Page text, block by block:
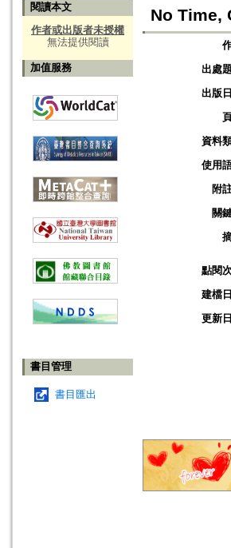
閱讀本文
作者或出版者未授權
無法提供閱讀
加值服務
書目管理
書目匯出
No Time,
出處
出版
資料
使用
附
關
點閱
建檔
更新